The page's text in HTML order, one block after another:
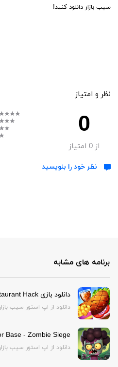
سیب بازار دانلود کنید!
نظر و امتیاز
0
از0 امتیاز
نظر خود را بنویسید
برنامه های مشابه
دانلود از اپ استور سیب بازار
دانلود از اپ استور سیب بازار